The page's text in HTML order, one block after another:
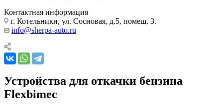
Контактная информация
г. Котельники, ул. Сосновая, д.5, помещ. 3.
info@sherpa-auto.ru
Устройства для откачки бензина
Flexbimec